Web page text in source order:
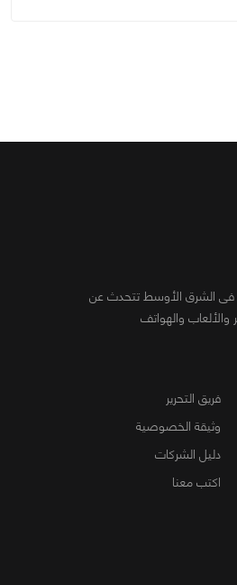
فى الشرق الأوسط تتحدث عن
والألعاب والهواتف
فريق التحرير
وثيقة الخصوصية
دليل الشركات
اكتب معنا